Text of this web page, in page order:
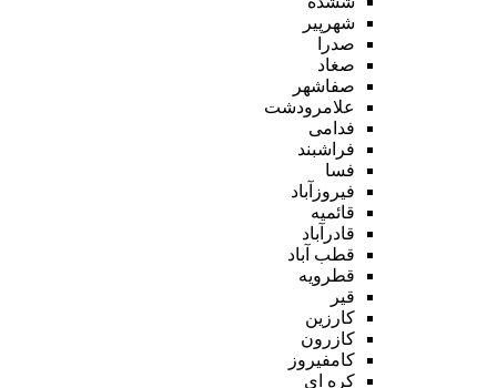
شهرپیر
صدرا
صغاد
صفاشهر
علامرودشت
فدامی
فراشبند
فسا
فیروزآباد
قائمیه
قادرآباد
قطب آباد
قطرویه
قیر
کارزین
کازرون
کامفیروز
کره ای